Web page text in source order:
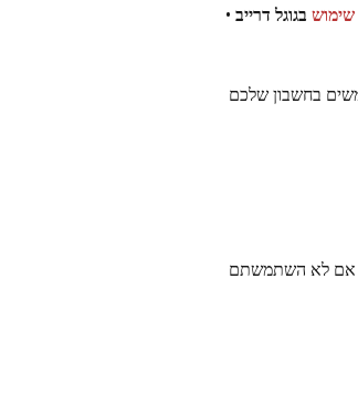
שימוש בגוגל דרייב •
בחשבון שלכם
אם לא השתמשתם